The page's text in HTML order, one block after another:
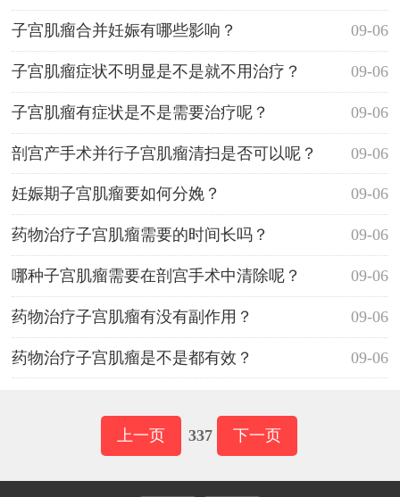
09-06
子宫肌瘤合并妊娠有哪些影响？
09-06
子宫肌瘤症状不明显是不是就不用治疗？
09-06
子宫肌瘤有症状是不是需要治疗呢？
09-06
剖宫产手术并行子宫肌瘤清扫是否可以呢？
09-06
妊娠期子宫肌瘤要如何分娩？
09-06
药物治疗子宫肌瘤需要的时间长吗？
09-06
哪种子宫肌瘤需要在剖宫手术中清除呢？
09-06
药物治疗子宫肌瘤有没有副作用？
09-06
药物治疗子宫肌瘤是不是都有效？
上一页 337 下一页